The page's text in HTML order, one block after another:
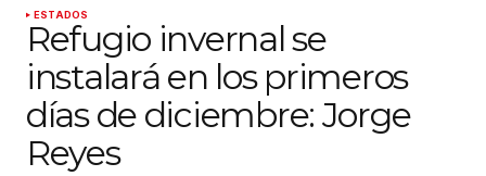
ESTADOS
Refugio invernal se
instalará en los primeros
días de diciembre: Jorge
Reyes